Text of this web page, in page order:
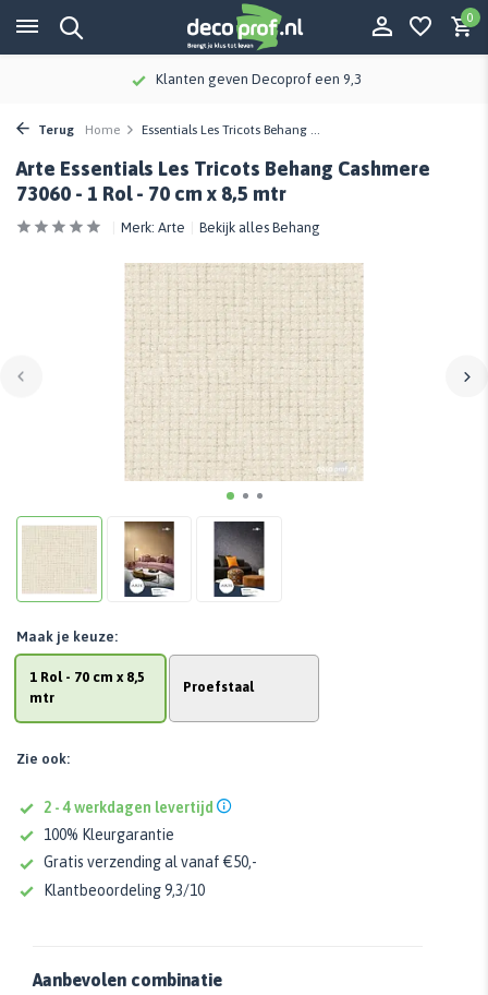
0
Klanten geven Decoprof een 9,3
Terug Home Essentials Les Tricots Behang ...
Arte Essentials Les Tricots Behang Cashmere
73060 - 1 Rol - 70 cm x 8,5 mtr
Merk: Arte Bekijk alles Behang
1 Rol - 70 cm x 8,5
mtr
Proefstaal
Maak je keuze:
Zie ook:
2 - 4 werkdagen levertijd
100% Kleurgarantie
Gratis verzending al vanaf €50,-
Klantbeoordeling 9,3/10
Aanbevolen combinatie